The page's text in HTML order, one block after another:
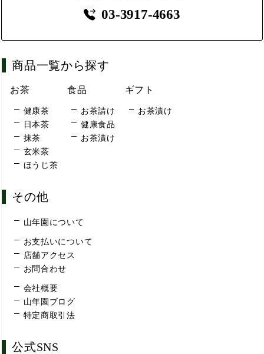
03-3917-4663
商品一覧から探す
お茶
健康茶
日本茶
抹茶
玄米茶
ほうじ茶
食品
お茶請け
健康食品
お茶漬け
ギフト
お茶漬け
その他
山年園について
お支払いについて
店舗アクセス
お問合わせ
会社概要
山年園ブログ
特定商取引法
公式SNS